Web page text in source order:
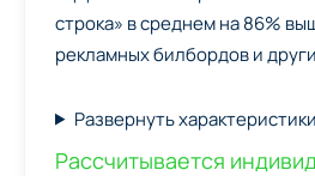
строка» в среднем на 86%
рекламных билбордов и
Развернуть характеристики
Рассчитывается